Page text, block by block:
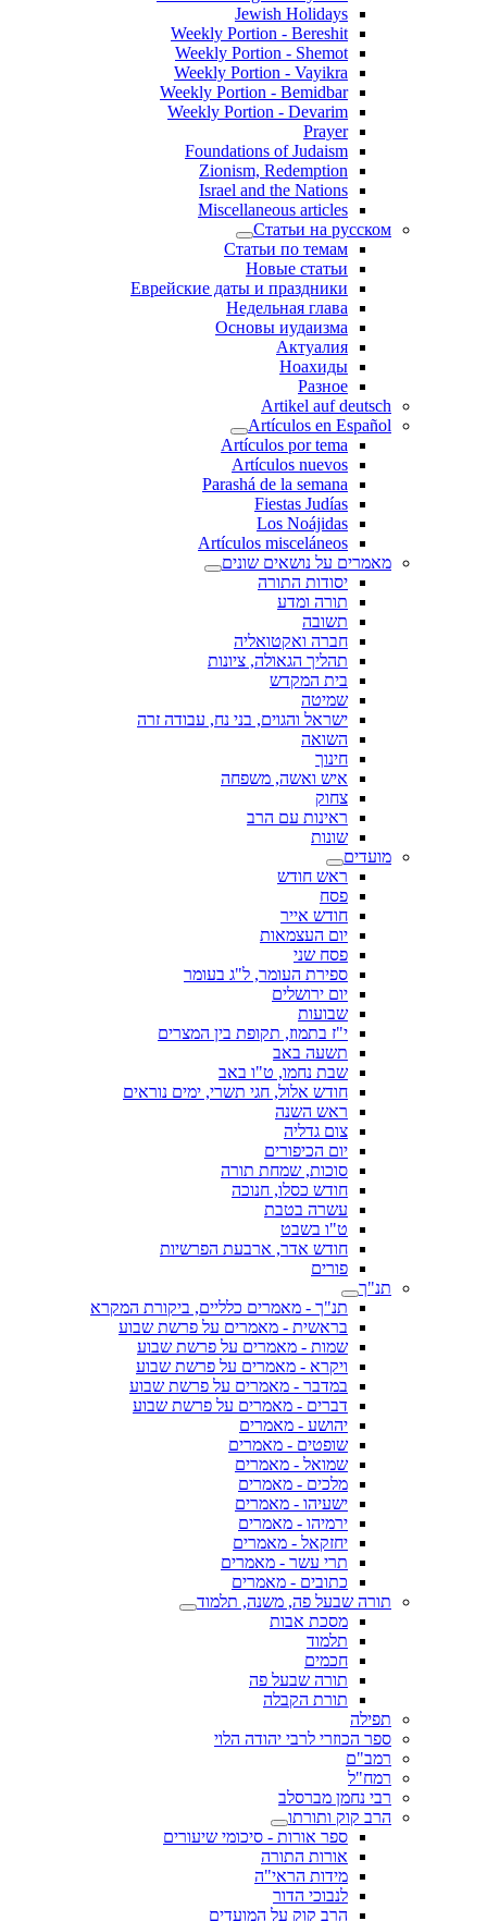
Jewish Holidays
Weekly Portion - Bereshit
Weekly Portion - Shemot
Weekly Portion - Vayikra
Weekly Portion - Bemidbar
Weekly Portion - Devarim
Prayer
Foundations of Judaism
Zionism, Redemption
Israel and the Nations
Miscellaneous articles
Статьи на русском
Статьи по темам
Новые статьи
Еврейские даты и праздники
Недельная глава
Основы иудаизма
Актуалия
Ноахиды
Разное
Artikel auf deutsch
Artículos en Español
Artículos por tema
Artículos nuevos
Parashá de la semana
Fiestas Judías
Los Noájidas
Artículos misceláneos
מאמרים על נושאים שונים
יסודות התורה
תורה ומדע
תשובה
חברה ואקטואליה
תהליך הגאולה, ציונות
בית המקדש
שמיטה
ישראל והגוים, בני נח, עבודה זרה
השואה
חינוך
איש ואשה, משפחה
צחוק
ראינות עם הרב
שונות
מועדים
ראש חודש
פסח
חודש אייר
יום העצמאות
פסח שני
ספירת העומר, ל"ג בעומר
יום ירושלים
שבועות
י"ז בתמוז, תקופת בין המצרים
תשעה באב
שבת נחמו, ט"ו באב
חודש אלול, חגי תשרי, ימים נוראים
ראש השנה
צום גדליה
יום הכיפורים
סוכות, שמחת תורה
חודש כסלו, חנוכה
עשרה בטבת
ט"ו בשבט
חודש אדר, ארבעת הפרשיות
פורים
תנ"ך
תנ"ך - מאמרים כלליים, ביקורת המקרא
בראשית - מאמרים על פרשת שבוע
שמות - מאמרים על פרשת שבוע
ויקרא - מאמרים על פרשת שבוע
במדבר - מאמרים על פרשת שבוע
דברים - מאמרים על פרשת שבוע
יהושע - מאמרים
שופטים - מאמרים
שמואל - מאמרים
מלכים - מאמרים
ישעיהו - מאמרים
ירמיהו - מאמרים
יחזקאל - מאמרים
תרי עשר - מאמרים
כתובים - מאמרים
תורה שבעל פה, משנה, תלמוד
מסכת אבות
תלמוד
חכמים
תורה שבעל פה
תורת הקבלה
תפילה
ספר הכוזרי לרבי יהודה הלוי
רמב"ם
רמח"ל
רבי נחמן מברסלב
הרב קוק ותורתו
ספר אורות - סיכומי שיעורים
אורות התורה
מידות הראי"ה
לנבוכי הדור
הרב קוק על המועדים